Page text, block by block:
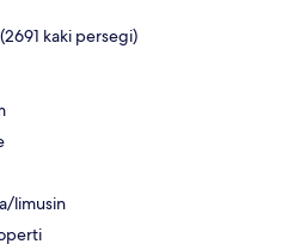
kaki persegi)
limusin